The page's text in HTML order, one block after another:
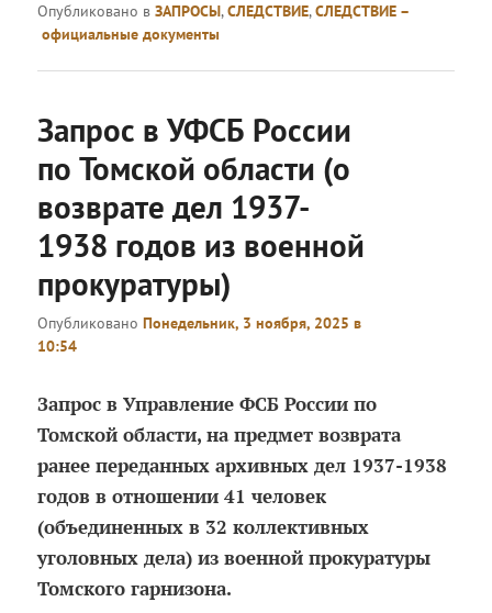
Опубликовано в ЗАПРОСЫ,СЛЕДСТВИЕ,СЛЕДСТВИЕ –
официальные документы
Запрос в УФСБ России
по Томской области (о
возврате дел 1937-
1938 годов из военной
прокуратуры)
ОпубликованоПонедельник, 3 ноября, 2025 в
10:54
Запрос в Управление ФСБ России по
Томской области, на предмет возврата
ранее переданных архивных дел 1937-1938
годов в отношении 41 человек
(объединенных в 32 коллективных
уголовных дела) из военной прокуратуры
Томского гарнизона.